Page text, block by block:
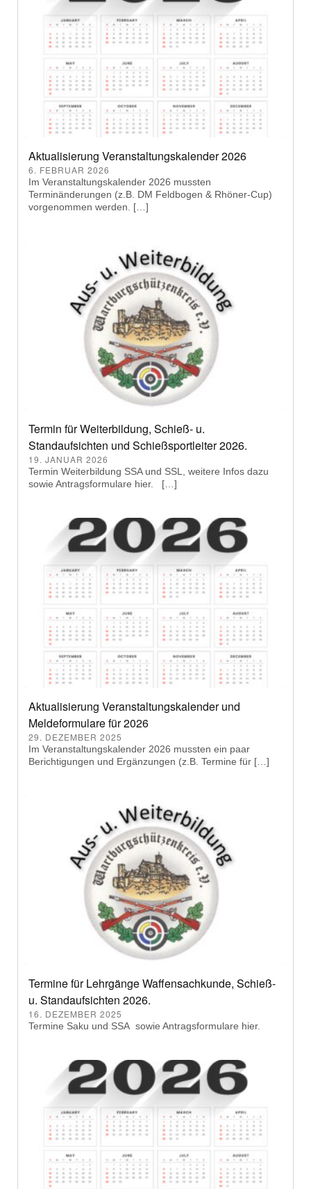
Aktualisierung Veranstaltungskalender 2026
6. FEBRUAR 2026
Im Veranstaltungskalender 2026 mussten
Terminänderungen (z.B. DM Feldbogen & Rhöner-Cup)
vorgenommen werden. […]
Termin für Weiterbildung, Schieß- u.
Standaufsichten und Schießsportleiter 2026.
19. JANUAR 2026
Termin Weiterbildung SSA und SSL, weitere Infos dazu
sowie Antragsformulare hier. […]
Aktualisierung Veranstaltungskalender und
Meldeformulare für 2026
29. DEZEMBER 2025
Im Veranstaltungskalender 2026 mussten ein paar
Berichtigungen und Ergänzungen (z.B. Termine für […]
Termine für Lehrgänge Waffensachkunde, Schieß-
u. Standaufsichten 2026.
16. DEZEMBER 2025
Termine Saku und SSA sowie Antragsformulare hier.